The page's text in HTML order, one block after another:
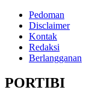
Pedoman
Disclaimer
Kontak
Redaksi
Berlangganan
PORTIBI